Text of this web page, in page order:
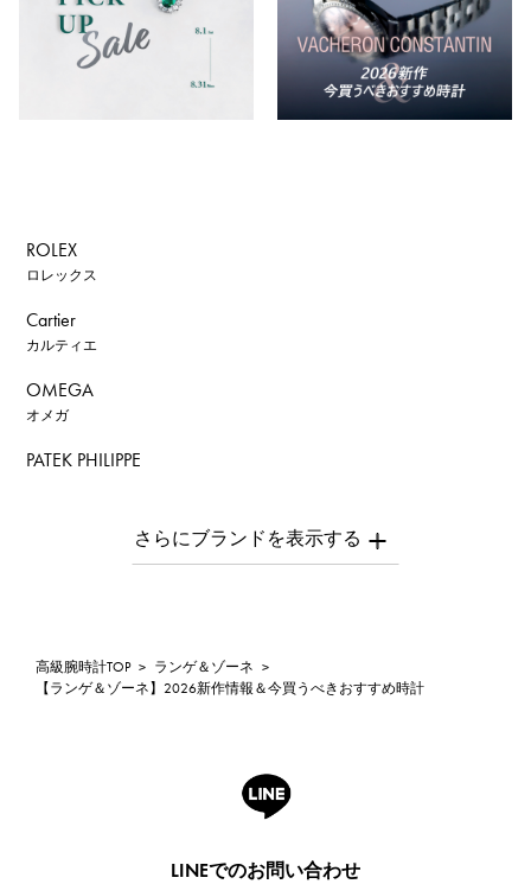
ROLEX
ロレックス
Cartier
カルティエ
OMEGA
オメガ
PATEK PHILIPPE
AUDEMARS PIGUET
ROGER DUBUIS
ロジェ・デュブイ
高級腕時計TOP > ランゲ＆ゾーネ >
【ランゲ＆ゾーネ】2026新作情報＆今買うべきおすすめ時計
LINEでのお問い合わせ